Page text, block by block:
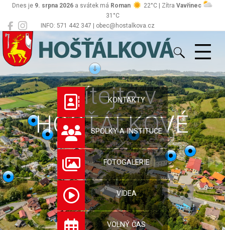
INFO: 571 442 347 | obec@hostalkova.cz
Dnes je 9. srpna 2026 a svátek má Roman 22°C | Zítra Vavřinec
31°C
Hošťálková
Vítejte v
HOŠŤÁLKOVÉ
KONTAKTY
SPOLKY A INSTITUCE
FOTOGALERIE
VIDEA
VOLNÝ ČAS